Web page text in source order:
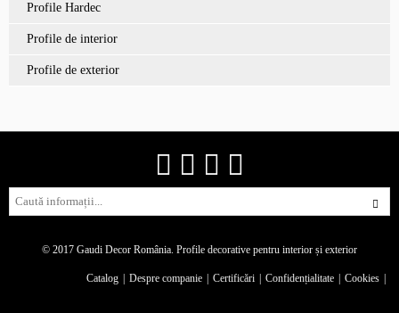
Profile Hardec
Profile de interior
Profile de exterior
© 2017 Gaudi Decor România. Profile decorative pentru interior și exterior
Catalog Despre companie Certificări Confidențialitate Cookies